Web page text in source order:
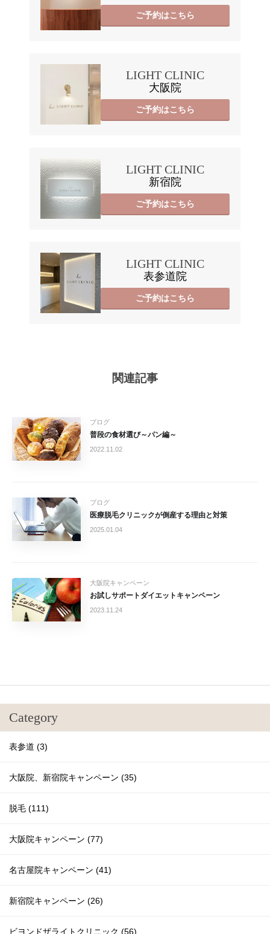
ご予約はこちら
LIGHT CLINIC
大阪院
ご予約はこちら
LIGHT CLINIC
新宿院
ご予約はこちら
LIGHT CLINIC
表参道院
ご予約はこちら
関連記事
ブログ
普段の食材選び～パン編～
2022.11.02
ブログ
医療脱毛クリニックが倒産する理由と対策
2025.01.04
大阪院キャンペーン
お試しサポートダイエットキャンペーン
2023.11.24
Category
表参道 (3)
大阪院、新宿院キャンペーン (35)
脱毛 (111)
大阪院キャンペーン (77)
名古屋院キャンペーン (41)
新宿院キャンペーン (26)
ビヨンドザライトクリニック (56)